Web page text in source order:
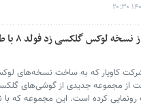
کاویار که به ساخت نسخه‌های